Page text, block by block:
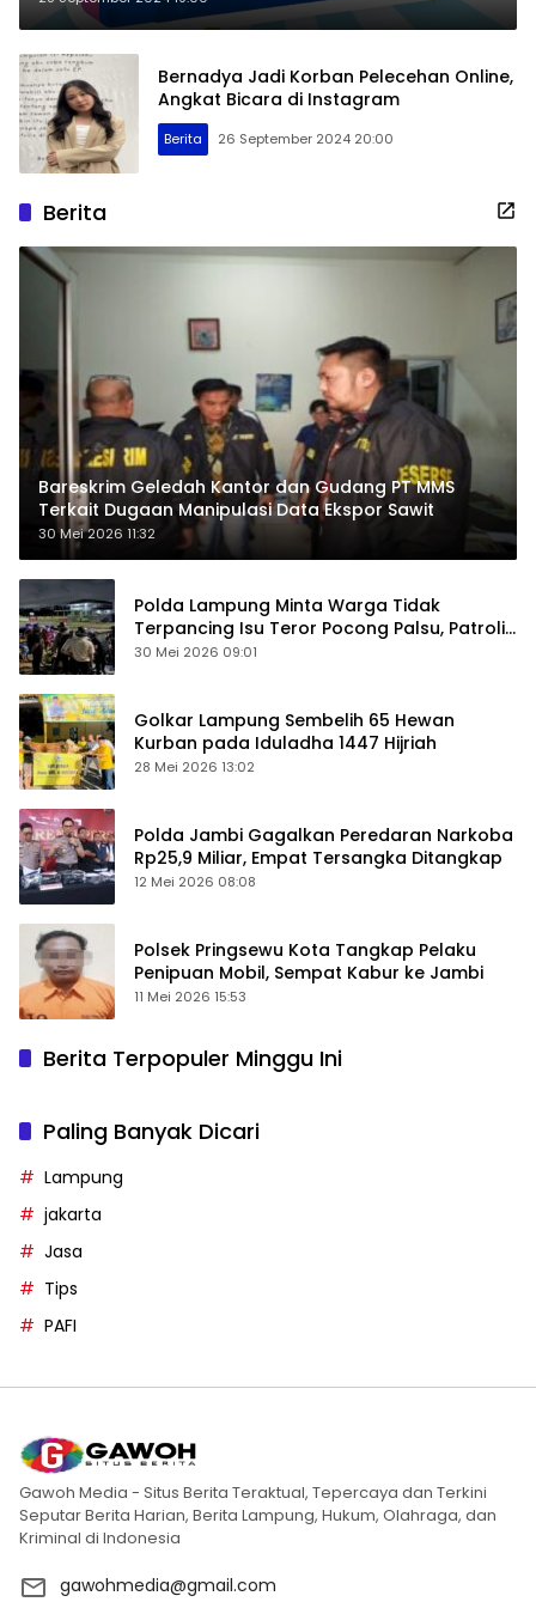
Bernadya Jadi Korban Pelecehan Online,
Angkat Bicara di Instagram
Berita 26 September 2024 20:00
Berita
Bareskrim Geledah Kantor dan Gudang PT MMS
Terkait Dugaan Manipulasi Data Ekspor Sawit
30 Mei 2026 11:32
Polda Lampung Minta Warga Tidak
Terpancing Isu Teror Pocong Palsu, Patroli
Keamanan Ditingkatkan
30 Mei 2026 09:01
Golkar Lampung Sembelih 65 Hewan
Kurban pada Iduladha 1447 Hijriah
28 Mei 2026 13:02
Polda Jambi Gagalkan Peredaran Narkoba
Rp25,9 Miliar, Empat Tersangka Ditangkap
12 Mei 2026 08:08
Polsek Pringsewu Kota Tangkap Pelaku
Penipuan Mobil, Sempat Kabur ke Jambi
11 Mei 2026 15:53
Berita Terpopuler Minggu Ini
Paling Banyak Dicari
Lampung
jakarta
Jasa
Tips
PAFI
Gawoh Media - Situs Berita Teraktual, Tepercaya dan Terkini
Seputar Berita Harian, Berita Lampung, Hukum, Olahraga, dan
Kriminal di Indonesia
gawohmedia@gmail.com